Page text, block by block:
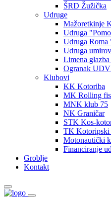
ŠRD Žužička
Udruge
Mažoretkinje
Udruga
Udruga Roma
Udruga
Limena
Ogranak
Klubovi
KK Kotoriba
MK Rolling
MNK klub 75
NK Graničar
STK Kos-
TK Kotoripski
Motonautički
Financiranje
Groblje
Kontakt